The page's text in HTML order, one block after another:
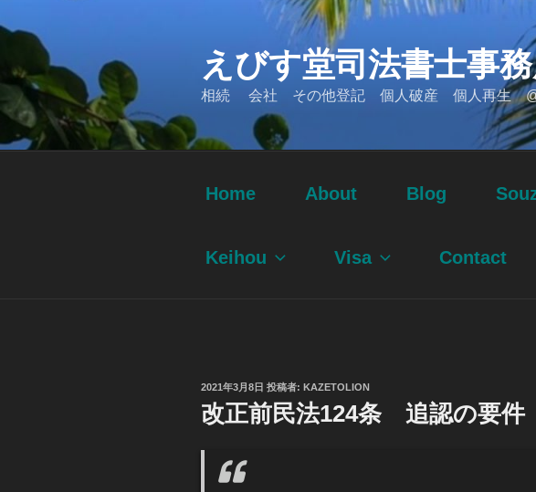
ン
ン
へ
ス
えびす堂司法書士事
相続 会社 その他登記 個人破産 個人再生
Home About Blog
Keihou Visa Contact
投
日:
2021年3月8日 投稿者: KAZETOLION
改正前民法124条 追認の要件